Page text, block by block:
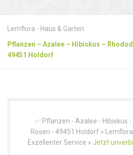
Lemflora - Haus & Garten
Pflanzen – Azalee – Hibiskus –
49451 Holdorf
✅ Pflanzen - Azalee - Hibiskus
Rosen - 49451 Holdorf »
Exzellenter Service » Jetzt